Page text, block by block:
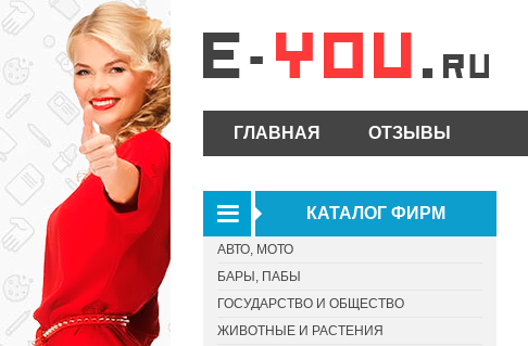
ГЛАВНАЯ ОТЗЫВЫ
КАТАЛОГ ФИРМ
АВТО, МОТО
БАРЫ, ПАБЫ
ГОСУДАРСТВО И ОБЩЕСТВО
ЖИВОТНЫЕ И РАСТЕНИЯ